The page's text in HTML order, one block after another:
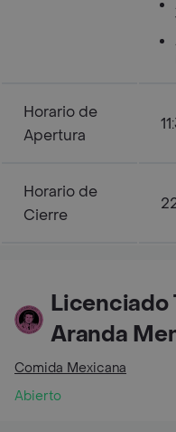
Horario de
Apertura
Horario de
Cierre
Licenciado
Aranda
Comida Mexicana
Abierto